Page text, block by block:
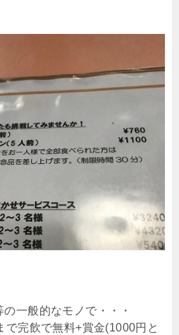
一般的なモノで・・・
で完飲で無料+賞金(1000円と